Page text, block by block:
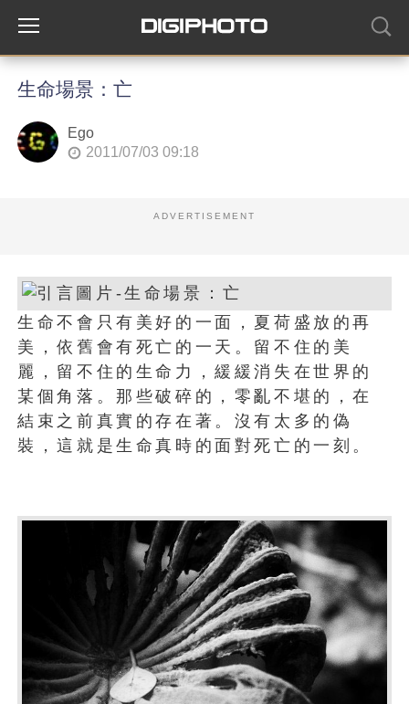
生命場景：亡
Ego
2011/07/03 09:18
ADVERTISEMENT
生命不會只有美好的一面，夏荷盛放的再
美，依舊會有死亡的一天。留不住的美
麗，留不住的生命力，緩緩消失在世界的
某個角落。那些破碎的，零亂不堪的，在
結束之前真實的存在著。沒有太多的偽
裝，這就是生命真時的面對死亡的一刻。